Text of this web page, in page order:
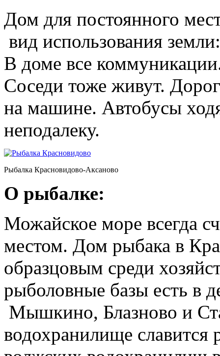
Дом для постоянного
вид использования
В доме все
Соседи тоже живут.
на машине. Автобусы
неподалеку.
Рыбалка Красновидово-Аксаново
О рыбалке:
Можайское море всегда
местом. Дом рыбака в
образцовым среди
рыболовные базы есть в
Мышкино, Блазново и
водохранилище